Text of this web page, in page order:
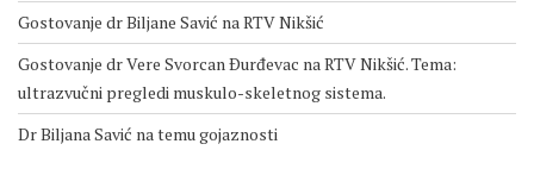
Gostovanje dr Biljane Savić na RTV Nikšić
Gostovanje dr Vere Svorcan Ðurđevac na RTV Nikšić. Tema:
ultrazvučni pregledi muskulo-skeletnog sistema.
Dr Biljana Savić na temu gojaznosti